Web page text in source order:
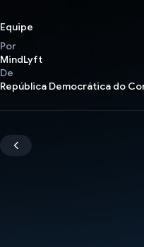
Equipe
Por
MindLyft
De
República Democrática do